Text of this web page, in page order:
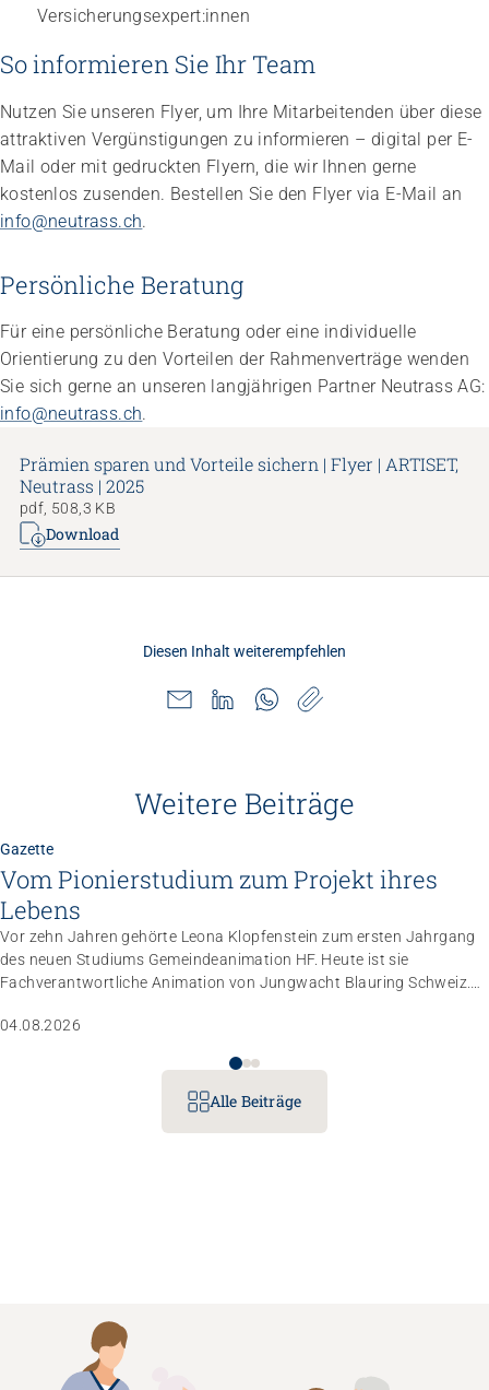
psychologischen Symptomen bei Menschen mit
20.08.2026
Versicherungsexpert:innen
So informieren Sie Ihr Team
Nutzen Sie unseren Flyer, um Ihre Mitarbeitenden über diese
attraktiven Vergünstigungen zu informieren – digital per E-
Mail oder mit gedruckten Flyern, die wir Ihnen gerne
kostenlos zusenden. Bestellen Sie den Flyer via E-Mail an
info@neutrass.ch.
Persönliche Beratung
Für eine persönliche Beratung oder eine individuelle
Orientierung zu den Vorteilen der Rahmenverträge wenden
Sie sich gerne an unseren langjährigen Partner Neutrass AG:
info@neutrass.ch.
Prämien sparen und Vorteile sichern | Flyer | ARTISET,
Neutrass | 2025
pdf, 508,3 KB
Download
Diesen Inhalt weiterempfehlen
Weitere Beiträge
Gazette
Vom Pionierstudium zum Projekt ihres
Lebens
Vor zehn Jahren gehörte Leona Klopfenstein zum ersten Jahrgang
des neuen Studiums Gemeindeanimation HF. Heute ist sie
Fachverantwortliche Animation von Jungwacht Blauring Schweiz.
gemanagt hat, wartet nun ihr persönliches Grossprojekt.
04.08.2026
Alle Beiträge